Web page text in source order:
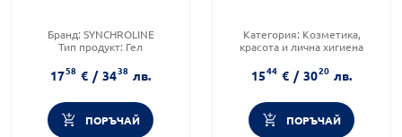
Бранд: SYNCHROLINE
Тип продукт: Гел
1758 € / 3438 лв.
ПОРЪЧАЙ
Категория: Козметика,
красота и лична хигиена
козметика
Тип продукт:
Крем
1544 € / 3020 лв.
ПОРЪЧАЙ